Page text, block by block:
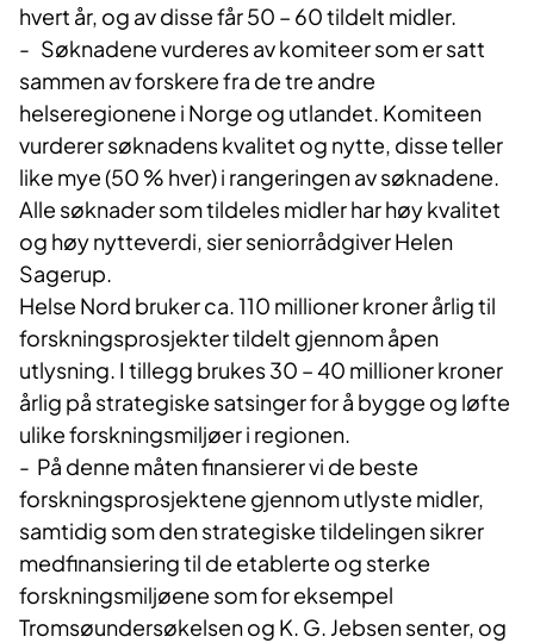
hvert år, og av disse får 50 – 60 tildelt midler.
- Søknadene vurderes av komiteer som er satt
sammen av forskere fra de tre andre
helseregionene i Norge og utlandet. Komiteen
vurderer søknadens kvalitet og nytte, disse teller
like mye (50 % hver) i rangeringen av søknadene.
Alle søknader som tildeles midler har høy kvalitet
og høy nytteverdi, sier seniorrådgiver Helen
Sagerup.
Helse Nord bruker ca. 110 millioner kroner årlig til
forskningsprosjekter tildelt gjennom åpen
utlysning. I tillegg brukes 30 – 40 millioner kroner
årlig på strategiske satsinger for å bygge og løfte
ulike forskningsmiljøer i regionen.
- På denne måten finansierer vi de beste
forskningsprosjektene gjennom utlyste midler,
samtidig som den strategiske tildelingen sikrer
medfinansiering til de etablerte og sterke
forskningsmiljøene som for eksempel
Tromsøundersøkelsen og K. G. Jebsen senter, og